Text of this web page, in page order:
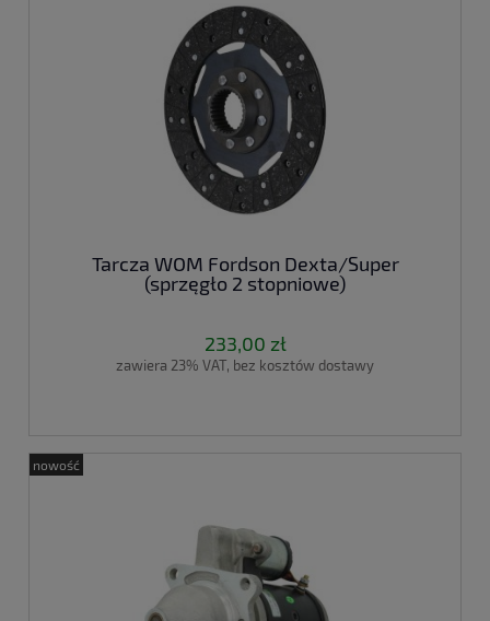
Tarcza WOM Fordson Dexta/Super
(sprzęgło 2 stopniowe)
233,00 zł
zawiera 23% VAT, bez kosztów dostawy
nowość